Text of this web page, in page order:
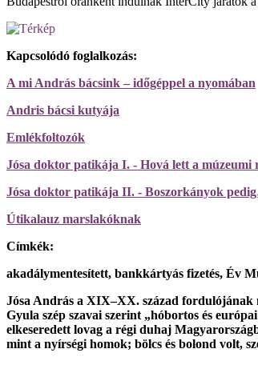
Kapcsolódó foglalkozás:
A mi András bácsink – időgéppel a nyomában
Andris bácsi kutyája
Emlékfoltozók
Jósa doktor patikája I. - Hová lett a múzeumi
Jósa doktor patikája II. - Boszorkányok
Útikalauz marslakóknak
Címkék:
akadálymentesített, bankkártyás fizetés, Év
Jósa András a XIX–XX. század fordulójának
Gyula szép szavai szerint „hóbortos és
elkeseredett lovag a régi duhaj
mint a nyírségi homok; bölcs és bolond volt,